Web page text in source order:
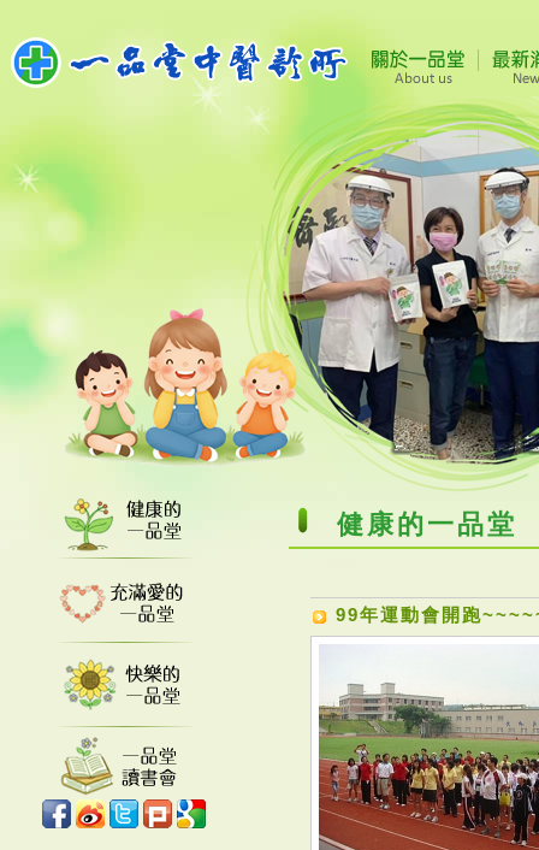
健康的一品堂
99年運動會開跑